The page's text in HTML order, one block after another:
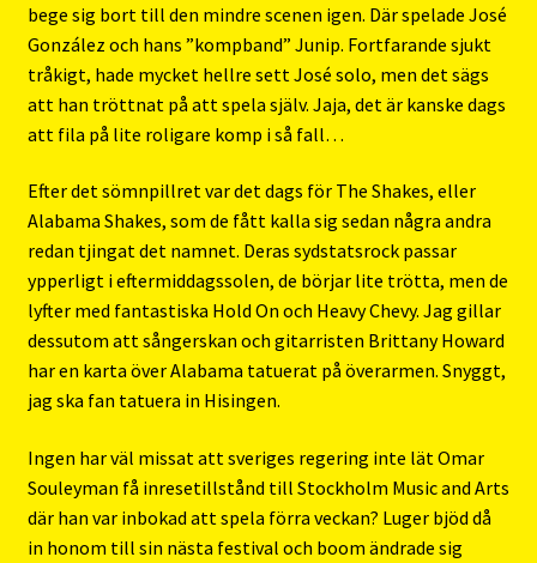
bege sig bort till den mindre scenen igen. Där spelade José
González och hans ”kompband” Junip. Fortfarande sjukt
tråkigt, hade mycket hellre sett José solo, men det sägs
att han tröttnat på att spela själv. Jaja, det är kanske dags
att fila på lite roligare komp i så fall…
Efter det sömnpillret var det dags för The Shakes, eller
Alabama Shakes, som de fått kalla sig sedan några andra
redan tjingat det namnet. Deras sydstatsrock passar
ypperligt i eftermiddagssolen, de börjar lite trötta, men de
lyfter med fantastiska Hold On och Heavy Chevy. Jag gillar
dessutom att sångerskan och gitarristen Brittany Howard
har en karta över Alabama tatuerat på överarmen. Snyggt,
jag ska fan tatuera in Hisingen.
Ingen har väl missat att sveriges regering inte lät Omar
Souleyman få inresetillstånd till Stockholm Music and Arts
där han var inbokad att spela förra veckan? Luger bjöd då
in honom till sin nästa festival och boom ändrade sig